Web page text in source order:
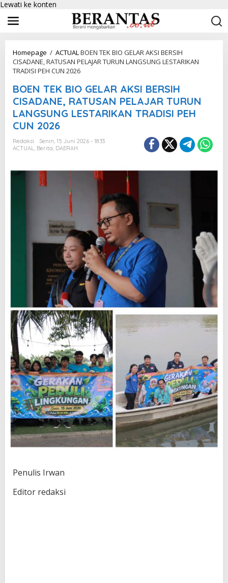
Lewati ke konten
Homepage / ACTUALBOEN TEK BIO GELAR AKSI BERSIH
CISADANE, RATUSAN PELAJAR TURUN LANGSUNG LESTARIKAN
TRADISI PEH CUN 2026
BOEN TEK BIO GELAR AKSI BERSIH
CISADANE, RATUSAN PELAJAR TURUN
LANGSUNG LESTARIKAN TRADISI PEH
CUN 2026
Redaksi
Senin, 15 Juni 2026 - 18:33
ACTUAL, Berita, DAERAH
Penulis Irwan
Editor redaksi